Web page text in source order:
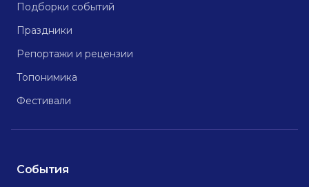
Подборки событий
Праздники
Репортажи и рецензии
Топонимика
Фестивали
События